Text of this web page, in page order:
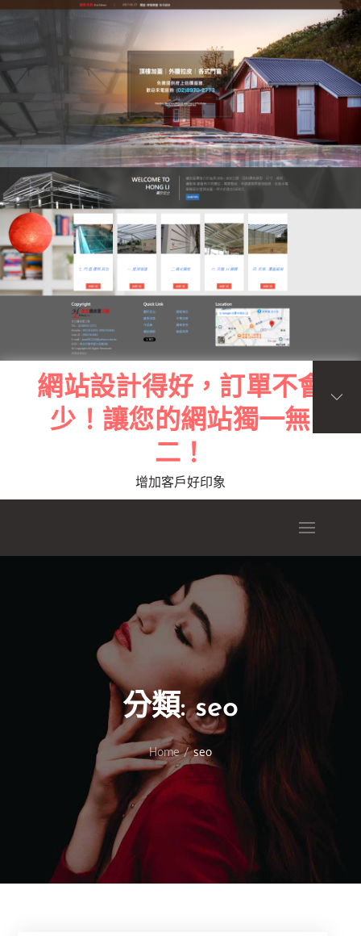
Skip
to
content
網站設計得好，訂單不會
少！讓您的網站獨一無
二！
增加客戶好印象
分類:seo
Home seo